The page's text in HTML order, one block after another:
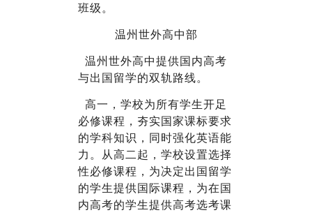
班级。
温州世外高中部
温州世外高中提供国内高考
与出国留学的双轨路线。
高一，学校为所有学生开足
必修课程，夯实国家课标要求
的学科知识，同时强化英语能
力。从高二起，学校设置选择
性必修课程，为决定出国留学
的学生提供国际课程，为在国
内高考的学生提供高考选考课